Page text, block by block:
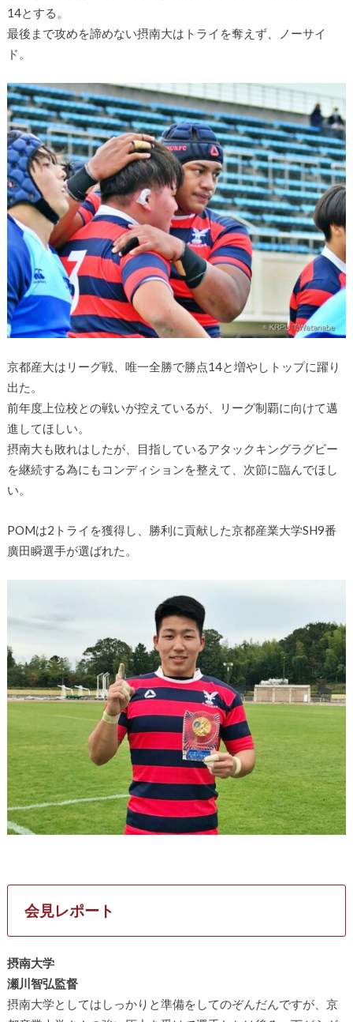
14とする。
最後まで攻めを諦めない摂南大はトライを奪えず、ノーサイ
ド。
京都産大はリーグ戦、唯一全勝で勝点14と増やしトップに躍り
出た。
前年度上位校との戦いが控えているが、リーグ制覇に向けて邁
進してほしい。
摂南大も敗れはしたが、目指しているアタックキングラグビー
を継続する為にもコンディションを整えて、次節に臨んでほし
い。
POMは2トライを獲得し、勝利に貢献した京都産業大学SH9番
廣田瞬選手が選ばれた。
会見レポート
摂南大学
瀬川智弘監督
摂南大学としてはしっかりと準備をしてのぞんだんですが、京